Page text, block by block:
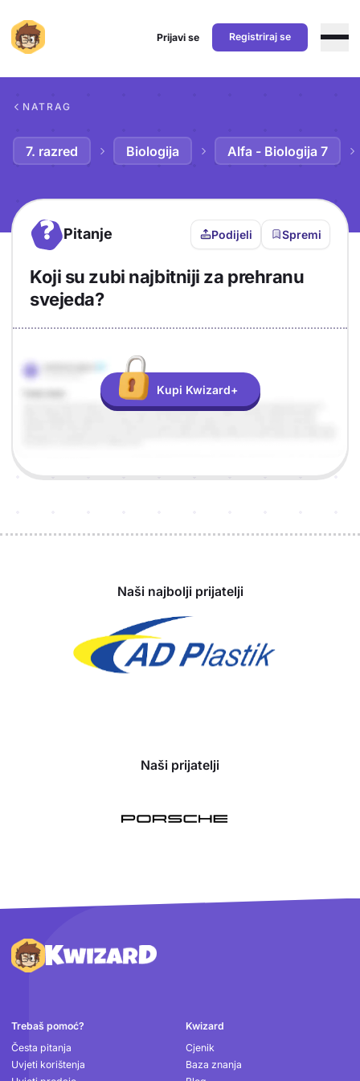
Prijavi se Registriraj se
NATRAG
7. razred Biologija Alfa - Biologija 7
? Pitanje Podijeli Spremi
Koji su zubi najbitniji za prehranu
svejeda?
Odgovor
Objašnjenje
Kupi Kwizard+
Naši najbolji prijatelji
Naši prijatelji
Podnožje
Trebaš pomoć?
Česta pitanja
Uvjeti korištenja
Kwizard
Cjenik
Baza znanja